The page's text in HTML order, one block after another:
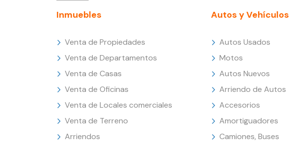
Inmuebles
Venta de Propiedades
Venta de Departamentos
Venta de Casas
Venta de Oficinas
Venta de Locales comerciales
Venta de Terreno
Arriendos
Autos y Vehículos
Autos Usados
Motos
Autos Nuevos
Arriendo de Autos
Accesorios
Amortiguadores
Camiones, Buses